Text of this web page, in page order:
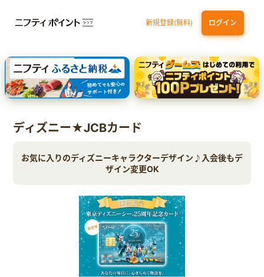
新規登録(無料) ログイン
dカード GOLD 三井住友カード ゴールド（NL）（家族カード発行）
【実質初月無料】DMM | Disney+(ディズニープラス) セットプラン
SBI証券 確定拠出年金（iDeCo）
ディズニー★JCBカード
お気に入りのディズニーキャラクターデザイン♪入会後もデ
ザイン変更OK